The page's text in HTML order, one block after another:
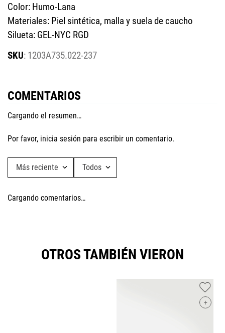
Color: Humo-Lana
Materiales: Piel sintética, malla y suela de caucho
Silueta: GEL-NYC RGD
: 1203A735.022-237
COMENTARIOS
Cargando el resumen…
Por favor, inicia sesión para escribir un comentario.
Más reciente Todos
Cargando comentarios…
OTROS TAMBIÉN VIERON
+